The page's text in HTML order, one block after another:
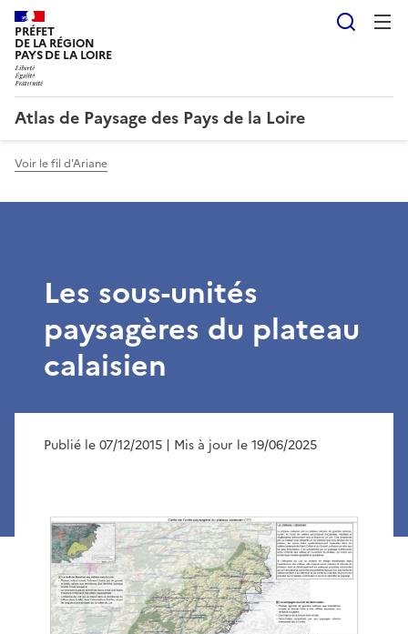
PRÉFET
DE LA RÉGION
PAYS DE LA LOIRE
Atlas de Paysage des Pays de la Loire
Voir le fil d'Ariane
Les sous-unités
paysagères du plateau
calaisien
Publié le 07/12/2015 | Mis à jour le 19/06/2025